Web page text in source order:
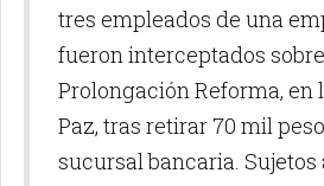
tres empleados de una
fueron interceptados
Prolongación Reforma, en
Paz, tras retirar 70 mil
sucursal bancaria. Sujetos